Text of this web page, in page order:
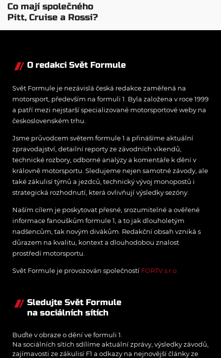
Co mají společného
Pitt, Cruise a Rossi?
Všichni řídili
O redakci Svět Formule
Svět Formule je nezávislá česká redakce zaměřená na
motorsport, především na formuli 1. Byla založena v roce 1999
a patří mezi nejstarší specializované motorsportové weby na
československém trhu.
Jsme průvodcem světem formule 1 a přinášíme aktuální
zpravodajství, detailní reporty ze závodních víkendů,
technické rozbory, odborné analýzy a komentáře k dění v
královně motorsportu. Sledujeme nejen samotné závody, ale
také zákulisí týmů a jezdců, technický vývoj monopostů i
strategická rozhodnutí, která ovlivňují výsledky sezóny.
Naším cílem je poskytovat přesné, srozumitelné a ověřené
informace fanouškům formule 1, a to jak dlouholetým
nadšencům, tak novým divákům. Redakční obsah vzniká s
důrazem na kvalitu, kontext a dlouhodobou znalost
prostředí motorsportu.
Svět Formule je provozován společností FORTV s.r.o.
Sledujte Svět Formule
na sociálních sítích
Buďte v obraze o dění ve formuli 1.
Na sociálních sítích sdílíme aktuální zprávy, výsledky závodů,
zajímavosti ze zákulisí F1 a odkazy na nejnovější články ze